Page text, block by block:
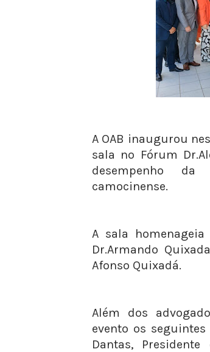
A OAB inaugurou
sala no Fórum
desempenho
camocinense.
A sala
Dr.Armando
Afonso Quixadá.
Além dos
evento os seguintes
Dantas,